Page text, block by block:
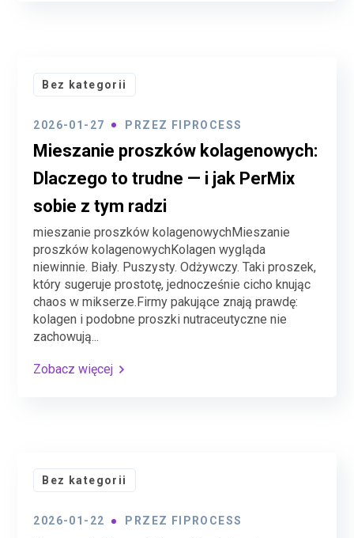
Bez kategorii
2026-01-27 PRZEZ FIPROCESS
Mieszanie proszków kolagenowych:
Dlaczego to trudne — i jak PerMix
sobie z tym radzi
mieszanie proszków kolagenowychMieszanie
proszków kolagenowychKolagen wygląda
niewinnie. Biały. Puszysty. Odżywczy. Taki proszek,
który sugeruje prostotę, jednocześnie cicho knując
chaos w mikserze.Firmy pakujące znają prawdę:
kolagen i podobne proszki nutraceutyczne nie
zachowują...
Zobacz więcej
Bez kategorii
2026-01-22 PRZEZ FIPROCESS